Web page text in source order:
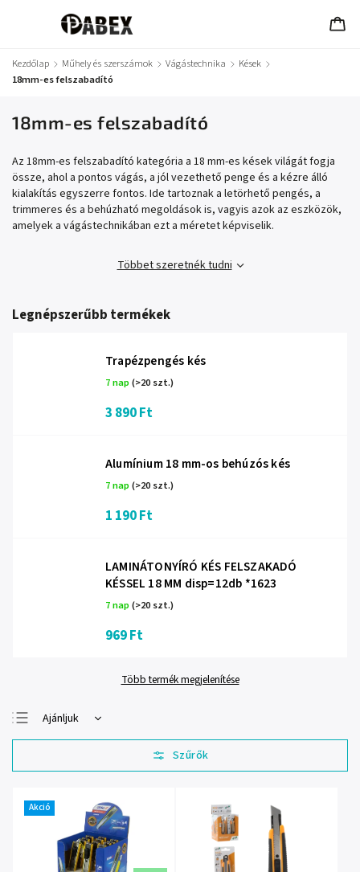
Kezdőlap / Műhely és szerszámok / Vágástechnika / Kések /
18mm-es felszabadító
18mm-es felszabadító
Az 18mm-es felszabadító kategória a 18 mm-es kések világát fogja
össze, ahol a pontos vágás, a jól vezethető penge és a kézre álló
kialakítás egyszerre fontos. Ide tartoznak a letörhető pengés, a
trimmeres és a behúzható megoldások is, vagyis azok az eszközök,
amelyek a vágástechnikában ezt a méretet képviselik.
Többet szeretnék tudni
Legnépszerűbb termékek
Trapézpengés kés
7 nap(>20 szt.)
3 890 Ft
Alumínium 18 mm-os behúzós kés
7 nap(>20 szt.)
1 190 Ft
LAMINÁTONYÍRÓ KÉS FELSZAKADÓ
KÉSSEL 18 MM disp=12db *1623
7 nap(>20 szt.)
969 Ft
Több termék megjelenítése
Ajánljuk
Legolcsóbb elöl
Legdrágább
termékek
ABC szerint
Akció